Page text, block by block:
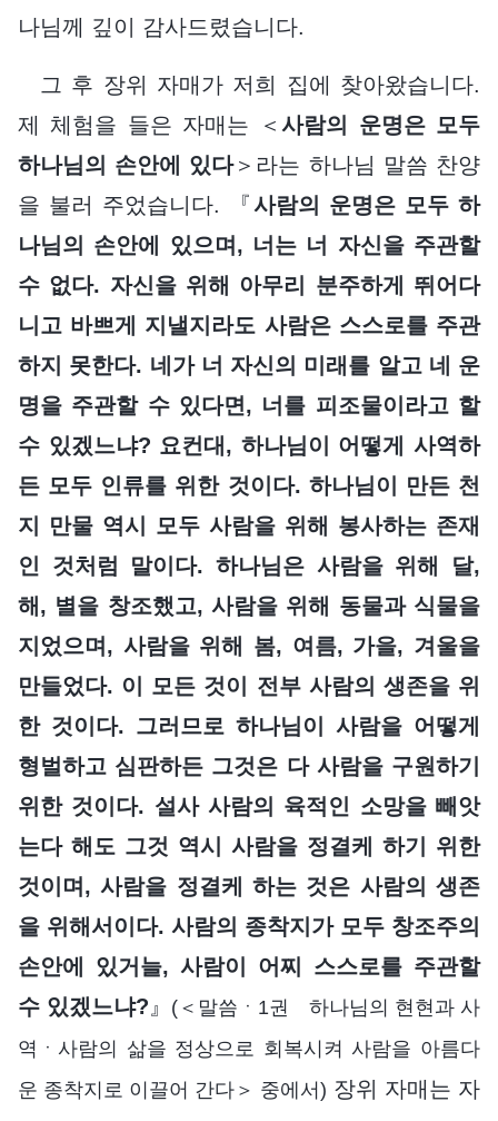
나님께 깊이 감사드렸습니다.
그 후 장위 자매가 저희 집에 찾아왔습니다.
제 체험을 들은 자매는 ＜ 사람의 운명은 모두
하나님의 손안에 있다＞라는 하나님 말씀 찬양
을 불러 주었습니다. 『 사람의 운명은 모두 하
나님의 손안에 있으며, 너는 너 자신을 주관할
수 없다. 자신을 위해 아무리 분주하게 뛰어다
니고 바쁘게 지낼지라도 사람은 스스로를 주관
하지 못한다. 네가 너 자신의 미래를 알고 네 운
명을 주관할 수 있다면, 너를 피조물이라고 할
수 있겠느냐? 요컨대, 하나님이 어떻게 사역하
든 모두 인류를 위한 것이다. 하나님이 만든 천
지 만물 역시 모두 사람을 위해 봉사하는 존재
인 것처럼 말이다. 하나님은 사람을 위해 달,
해, 별을 창조했고, 사람을 위해 동물과 식물을
지었으며, 사람을 위해 봄, 여름, 가을, 겨울을
만들었다. 이 모든 것이 전부 사람의 생존을 위
한 것이다. 그러므로 하나님이 사람을 어떻게
형벌하고 심판하든 그것은 다 사람을 구원하기
위한 것이다. 설사 사람의 육적인 소망을 빼앗
는다 해도 그것 역시 사람을 정결케 하기 위한
것이며, 사람을 정결케 하는 것은 사람의 생존
을 위해서이다. 사람의 종착지가 모두 창조주의
손안에 있거늘, 사람이 어찌 스스로를 주관할
수 있겠느냐? 』 (＜말씀ㆍ1권 하나님의 현현과 사
역ㆍ사람의 삶을 정상으로 회복시켜 사람을 아름다
운 종착지로 이끌어 간다＞ 중에서) 장위 자매는 자